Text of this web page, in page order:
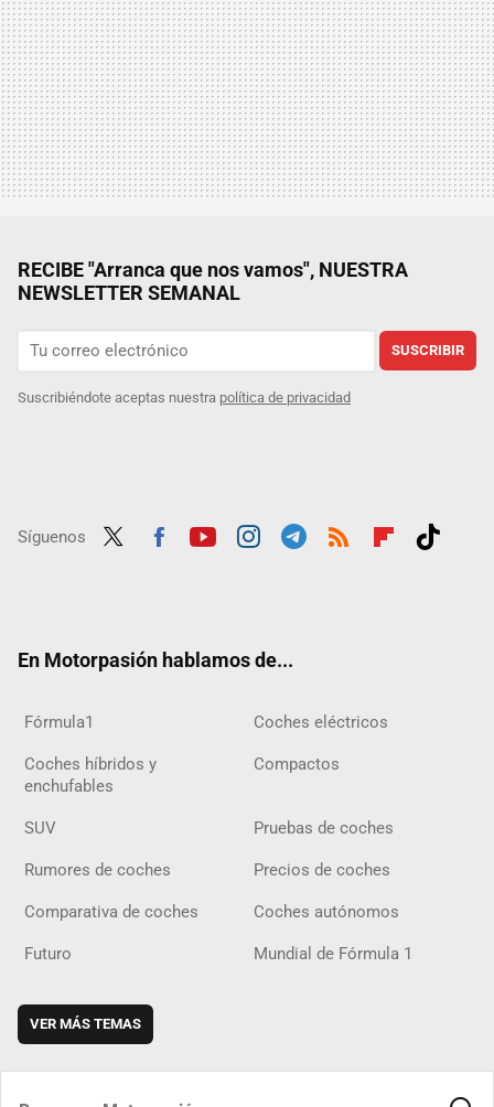
RECIBE "Arranca que nos vamos", NUESTRA
NEWSLETTER SEMANAL
SUSCRIBIR
Suscribiéndote aceptas nuestra política de privacidad
Síguenos
En Motorpasión hablamos de...
Fórmula1 Coches eléctricos
Coches híbridos y
enchufables
Compactos
SUV Pruebas de coches
Rumores de coches Precios de coches
Comparativa de coches Coches autónomos
Futuro Mundial de Fórmula 1
VER MÁS TEMAS